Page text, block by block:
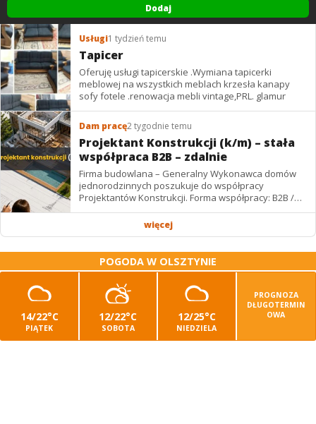
Dodaj
Usługi1 tydzień temu
Tapicer
Oferuję usługi tapicerskie .Wymiana tapicerki
meblowej na wszystkich meblach krzesła kanapy
sofy fotele .renowacja mebli vintage,PRL. glamur
Dam pracę2 tygodnie temu
Projektant Konstrukcji (k/m) – stała
współpraca B2B – zdalnie
Firma budowlana – Generalny Wykonawca domów
jednorodzinnych poszukuje do współpracy
Projektantów Konstrukcji. Forma współpracy: B2B /
podwykonawstwo – zdalnie. Wynagrodzenie: ✔
więcej
POGODA W OLSZTYNIE
14/22°C
PIĄTEK
12/22°C
SOBOTA
12/25°C
NIEDZIELA
PROGNOZA
DŁUGOTERMIN
OWA